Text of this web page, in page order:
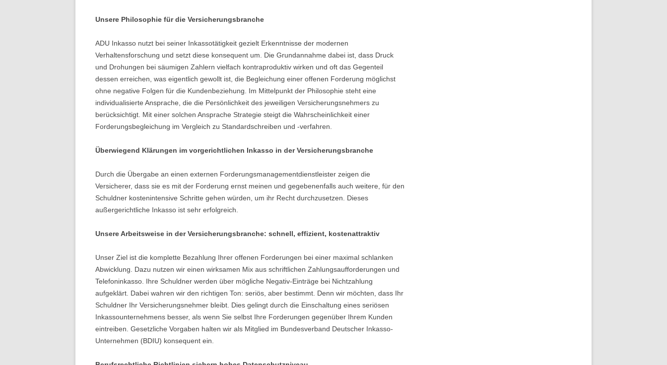
Unsere Philosophie für die Versicherungsbranche
ADU Inkasso nutzt bei seiner Inkassotätigkeit gezielt Erkenntnisse der modernen
Verhaltensforschung und setzt diese konsequent um. Die Grundannahme dabei ist, dass Druck
und Drohungen bei säumigen Zahlern vielfach kontraproduktiv wirken und oft das Gegenteil
dessen erreichen, was eigentlich gewollt ist, die Begleichung einer offenen Forderung möglichst
ohne negative Folgen für die Kundenbeziehung. Im Mittelpunkt der Philosophie steht eine
individualisierte Ansprache, die die Persönlichkeit des jeweiligen Versicherungsnehmers zu
berücksichtigt. Mit einer solchen Ansprache Strategie steigt die Wahrscheinlichkeit einer
Forderungsbegleichung im Vergleich zu Standardschreiben und -verfahren.
Überwiegend Klärungen im vorgerichtlichen Inkasso in der Versicherungsbranche
Durch die Übergabe an einen externen Forderungsmanagementdienstleister zeigen die
Versicherer, dass sie es mit der Forderung ernst meinen und gegebenenfalls auch weitere, für den
Schuldner kostenintensive Schritte gehen würden, um ihr Recht durchzusetzen. Dieses
außergerichtliche Inkasso ist sehr erfolgreich.
Unsere Arbeitsweise in der Versicherungsbranche: schnell, effizient, kostenattraktiv
Unser Ziel ist die komplette Bezahlung Ihrer offenen Forderungen bei einer maximal schlanken
Abwicklung. Dazu nutzen wir einen wirksamen Mix aus schriftlichen Zahlungsaufforderungen und
Telefoninkasso. Ihre Schuldner werden über mögliche Negativ-Einträge bei Nichtzahlung
aufgeklärt. Dabei wahren wir den richtigen Ton: seriös, aber bestimmt. Denn wir möchten, dass Ihr
Schuldner Ihr Versicherungsnehmer bleibt. Dies gelingt durch die Einschaltung eines seriösen
Inkassounternehmens besser, als wenn Sie selbst Ihre Forderungen gegenüber Ihrem Kunden
eintreiben. Gesetzliche Vorgaben halten wir als Mitglied im Bundesverband Deutscher Inkasso-
Unternehmen (BDIU) konsequent ein.